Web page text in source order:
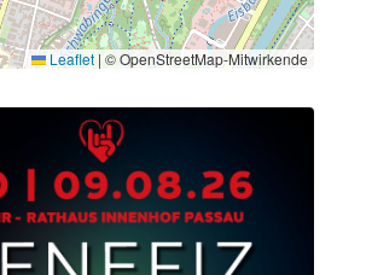
Leaflet | © OpenStreetMap-Mitwirkende